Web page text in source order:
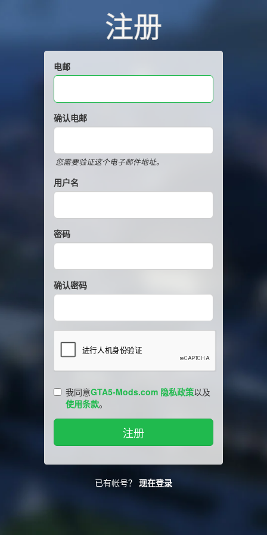
注册
电邮
确认电邮
您需要验证这个电子邮件地址。
用户名
密码
确认密码
我同意GTA5-Mods.com 隐私政策以及
使用条款。
已有帐号？ 现在登录